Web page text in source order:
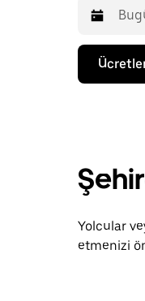
Takvimle
etkileşime
geçmek
aşağı
ok
tuşuna
Takvimi
kapatmak
Yolcular
etmenizi